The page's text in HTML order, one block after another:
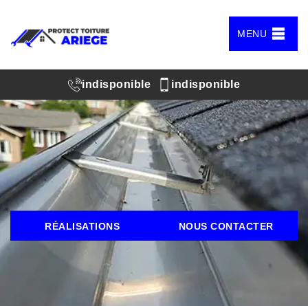
MENU
indisponible indisponible
RÉALISATIONS NOUS CONTACTER